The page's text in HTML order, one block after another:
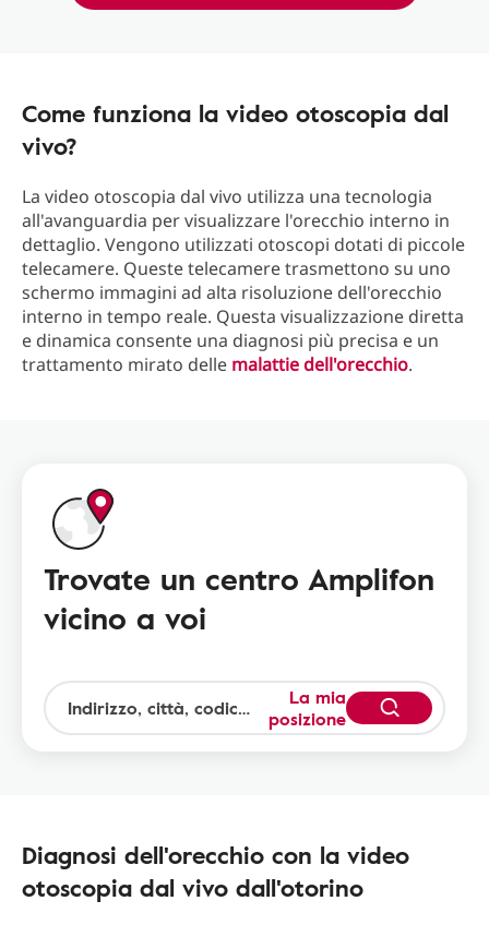
Come funziona la video otoscopia dal
vivo?
La video otoscopia dal vivo utilizza una tecnologia
all'avanguardia per visualizzare l'orecchio interno in
dettaglio. Vengono utilizzati otoscopi dotati di piccole
telecamere. Queste telecamere trasmettono su uno
schermo immagini ad alta risoluzione dell'orecchio
interno in tempo reale. Questa visualizzazione diretta
e dinamica consente una diagnosi più precisa e un
trattamento mirato delle malattie dell'orecchio.
Trovate un centro Amplifon
vicino a voi
La mia
posizione
Diagnosi dell'orecchio con la video
otoscopia dal vivo dall'otorino